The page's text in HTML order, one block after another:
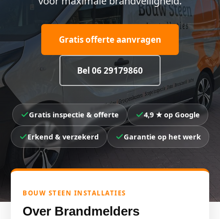
Gratis offerte aanvragen
Bel 06 29179860
Gratis inspectie & offerte 4,9 ★ op Google
Erkend & verzekerd Garantie op het werk
BOUW STEEN INSTALLATIES
Over Brandmelders